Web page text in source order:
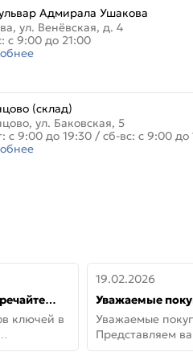
Адмирала Ушакова
ул. Венёвская, д. 4
с 9:00 до 21:00
(склад)
ул. Баковская, 5
с 9:00 до 19:30 / сб-вс: с 9:00 до
ключей в
19.02.2026
Уважаемые
Представляем
новинки от
Уважаемые
Представляем
новинки от